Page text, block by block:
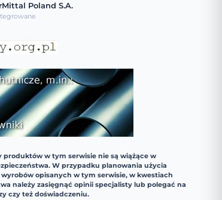
Poland S.A.
produktów w tym serwisie nie są wiążące w
W przypadku planowania użycia
opisanych w tym serwisie, w kwestiach
należy zasięgnąć opinii specjalisty lub polegać na
czy też doświadczeniu.